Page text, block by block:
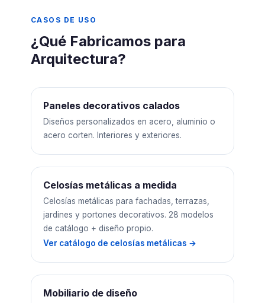
CASOS DE USO
¿Qué Fabricamos para
Arquitectura?
Paneles decorativos calados
Diseños personalizados en acero, aluminio o
acero corten. Interiores y exteriores.
Celosías metálicas a medida
Celosías metálicas para fachadas, terrazas,
jardines y portones decorativos. 28 modelos
de catálogo + diseño propio.
Ver catálogo de celosías metálicas →
Mobiliario de diseño